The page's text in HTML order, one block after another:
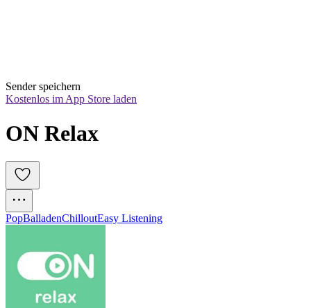
Sender speichern
Kostenlos im App Store laden
ON Relax
PopBalladenChilloutEasy Listening